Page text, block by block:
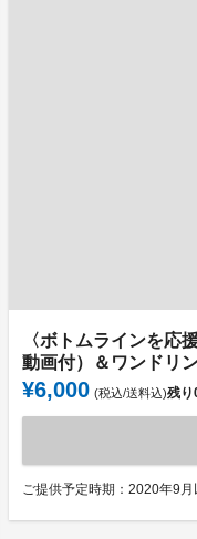
〈ボトムラインを応
動画付）＆ワンドリ
¥6,000 (税込/送料込)残り
ご提供予定時期：2020年9月